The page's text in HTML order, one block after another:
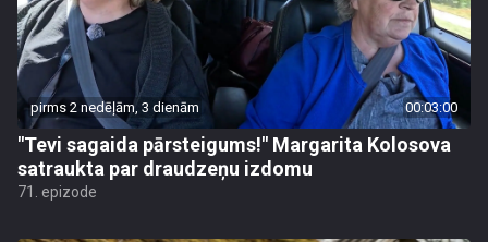
pirms 2 nedēļām, 3 dienām 00:03:00
"Tevi sagaida pārsteigums!" Margarita Kolosova
satraukta par draudzeņu izdomu
71. epizode